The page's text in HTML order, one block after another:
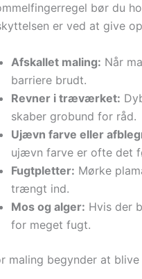
bør du
er ved at give
Afskallet maling: Når
barriere brudt.
Revner i træværket:
skaber grobund for råd.
Ujævn farve eller
ujævn farve er ofte det
Fugtpletter: Mørke
trængt ind.
Mos og alger: Hvis der
for meget fugt.
maling begynder at blive